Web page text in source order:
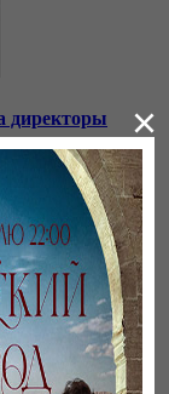
директоры
×